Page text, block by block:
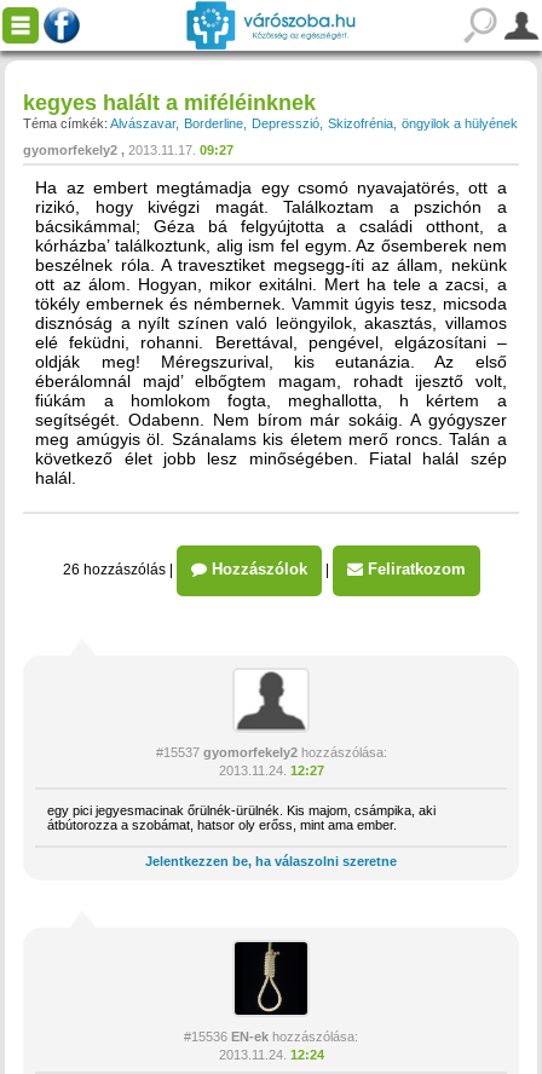
kegyes halált a miféléinknek
Téma címkék: Alvászavar Borderline Depresszió Skizofrénia
öngyilok a hülyének
gyomorfekely2
2013.11.17. 09:27
Ha az embert megtámadja egy csomó nyavajatörés, ott a
rizikó, hogy kivégzi magát. Találkoztam a pszichón a
bácsikámmal; Géza bá felgyújtotta a családi otthont, a
kórházba’ találkoztunk, alig ism fel egym. Az ősemberek nem
beszélnek róla. A travesztiket megsegg-íti az állam, nekünk
ott az álom. Hogyan, mikor exitálni. Mert ha tele a zacsi, a
tökély embernek és némbernek. Vammit úgyis tesz, micsoda
disznóság a nyílt színen való leöngyilok, akasztás, villamos
elé feküdni, rohanni. Berettával, pengével, elgázosítani –
oldják meg! Méregszurival, kis eutanázia. Az első
éberálomnál majd’ elbőgtem magam, rohadt ijesztő volt,
fiúkám a homlokom fogta, meghallotta, h kértem a
segítségét. Odabenn. Nem bírom már sokáig. A gyógyszer
meg amúgyis öl. Szánalams kis életem merő roncs. Talán a
következő élet jobb lesz minőségében. Fiatal halál szép
halál.
26 hozzászólás| Hozzászólok Feliratkozom
#15537 gyomorfekely2hozzászólása:
2013.11.24. 12:27
egy pici jegyesmacinak őrülnék-ürülnék. Kis majom, csámpika, aki
átbútorozza a szobámat, hatsor oly erőss, mint ama ember.
Jelentkezzen be, ha válaszolni szeretne
#15536 EN-ek hozzászólása:
2013.11.24. 12:24